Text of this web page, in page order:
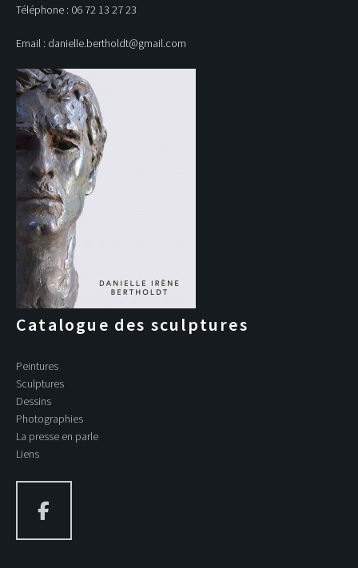
Téléphone : 06 72 13 27 23
Email : danielle.bertholdt@gmail.com
Catalogue des sculptures
Peintures
Sculptures
Dessins
Photographies
La presse en parle
Liens